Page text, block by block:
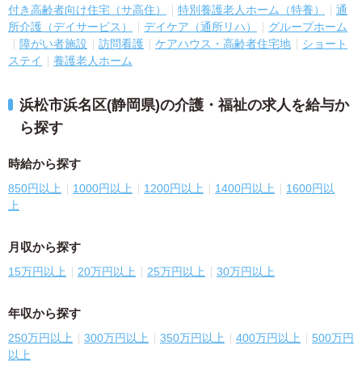
付き高齢者向け住宅（サ高住）
特別養護老人ホーム（特養）
通
所介護（デイサービス）
デイケア（通所リハ）
グループホーム
障がい者施設
訪問看護 ケアハウス・高齢者住宅地
ショート
ステイ
養護老人ホーム
浜松市浜名区(静岡県)の介護・福祉の求人を給与か
ら探す
時給から探す
850円以上 1000円以上 1200円以上 1400円以上
1600円以
上
月収から探す
15万円以上 20万円以上 25万円以上 30万円以上
年収から探す
250万円以上 300万円以上 350万円以上 400万円以上
500万円
以上